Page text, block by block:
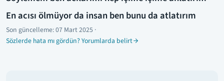
En acısı ölmüyor da insan ben bunu da atlatırım
Son güncelleme:07 Mart 2025 ·
Sözlerde hata mı gördün? Yorumlarda belirt